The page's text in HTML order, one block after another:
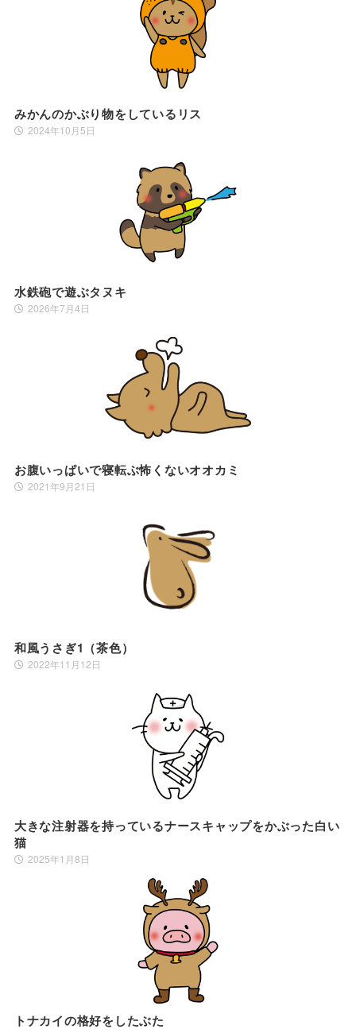
みかんのかぶり物をしているリス
2024年10月5日
水鉄砲で遊ぶタヌキ
2026年7月4日
お腹いっぱいで寝転ぶ怖くないオオカミ
2021年9月21日
和風うさぎ1（茶色）
2022年11月12日
大きな注射器を持っているナースキャップをかぶった白い
猫
2025年1月8日
トナカイの格好をしたぶた